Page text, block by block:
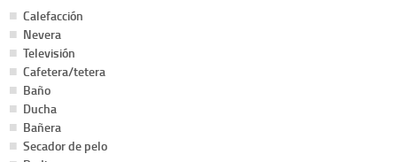
Calefacción
Nevera
Televisión
Cafetera/tetera
Baño
Ducha
Bañera
Secador de pelo